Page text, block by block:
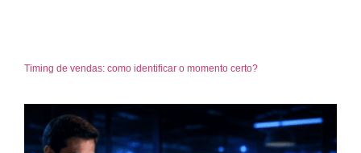
Timing de vendas: como identificar o momento certo?